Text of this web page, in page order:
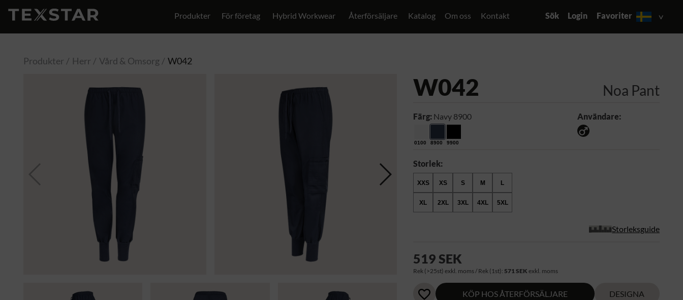
Produkter För företag Hybrid Workwear Återförsäljare Katalog Om oss Kontakt Sök Login Favoriter
Produkter Herr Vård & Omsorg W042
W042 Noa Pant
Färg: Navy 8900
0100 8900 9900
Användare:
Storlek:
XXS XS S M L
XL 2XL 3XL 4XL 5XL
Storleksguide
519 SEK
Rek (>25st) exkl. moms / Rek (1st): 571 SEK exkl. moms
KÖP HOS ÅTERFÖRSÄLJARE DESIGNA